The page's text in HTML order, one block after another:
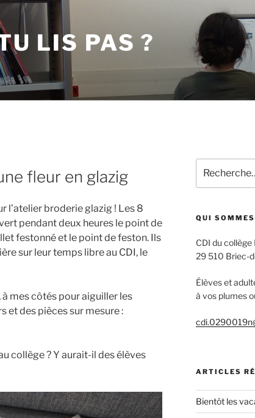
LIS PAS ?
fleur en glazig
l’atelier broderie glazig ! Les 8
pendant deux heures le point de
festonné et le point de feston. Ils
sur leur temps libre au CDI, le
mes côtés pour aiguiller les
et des pièces sur mesure :
collège ? Y aurait-il des élèves
pour
:
QUI
CDI du
29 510 Briec-
Élèves et
à vos plumes
ARTICLES
Bientôt les